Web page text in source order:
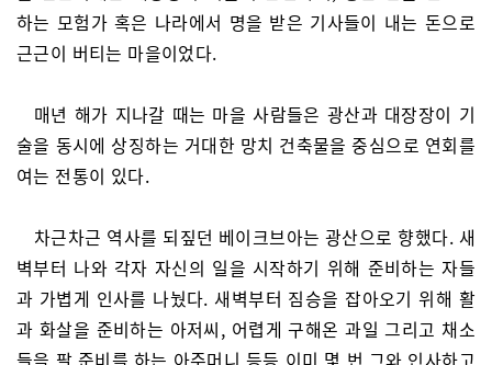
하는 모험가 혹은 나라에서 명을 받은 기사들이 내는 돈으로
근근이 버티는 마을이었다.
매년 해가 지나갈 때는 마을 사람들은 광산과 대장장이 기
술을 동시에 상징하는 거대한 망치 건축물을 중심으로 연회를
여는 전통이 있다.
차근차근 역사를 되짚던 베이크브아는 광산으로 향했다. 새
벽부터 나와 각자 자신의 일을 시작하기 위해 준비하는 자들
과 가볍게 인사를 나눴다. 새벽부터 짐승을 잡아오기 위해 활
과 화살을 준비하는 아저씨, 어렵게 구해온 과일 그리고 채소
들을 팔 준비를 하는 아주머니 등등 이미 몇 번 그와 인사하고